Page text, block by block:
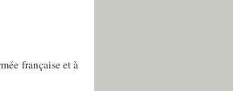
française et à